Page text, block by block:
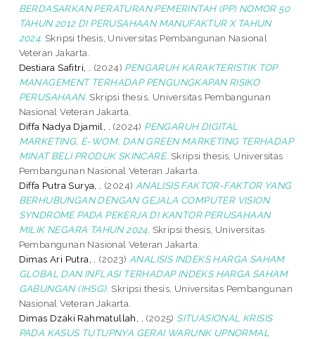
BERDASARKAN PERATURAN PEMERINTAH (PP) NOMOR 50
TAHUN 2012 DI PERUSAHAAN MANUFAKTUR X TAHUN
2024. Skripsi thesis, Universitas Pembangunan Nasional
Veteran Jakarta.
Destiara Safitri, .
(2024) PENGARUH KARAKTERISTIK TOP
MANAGEMENT TERHADAP PENGUNGKAPAN RISIKO
PERUSAHAAN. Skripsi thesis, Universitas Pembangunan
Nasional Veteran Jakarta.
Diffa Nadya Djamil, .
(2024) PENGARUH DIGITAL
MARKETING, E-WOM, DAN GREEN MARKETING TERHADAP
MINAT BELI PRODUK SKINCARE. Skripsi thesis, Universitas
Pembangunan Nasional Veteran Jakarta.
Diffa Putra Surya, .
(2024) ANALISIS FAKTOR-FAKTOR YANG
BERHUBUNGAN DENGAN GEJALA COMPUTER VISION
SYNDROME PADA PEKERJA DI KANTOR PERUSAHAAN
MILIK NEGARA TAHUN 2024. Skripsi thesis, Universitas
Pembangunan Nasional Veteran Jakarta.
Dimas Ari Putra, .
(2023) ANALISIS INDEKS HARGA SAHAM
GLOBAL DAN INFLASI TERHADAP INDEKS HARGA SAHAM
GABUNGAN (IHSG). Skripsi thesis, Universitas Pembangunan
Nasional Veteran Jakarta.
Dimas Dzaki Rahmatullah, .
(2025) SITUASIONAL KRISIS
PADA KASUS TUTUPNYA GERAI WARUNK UPNORMAL